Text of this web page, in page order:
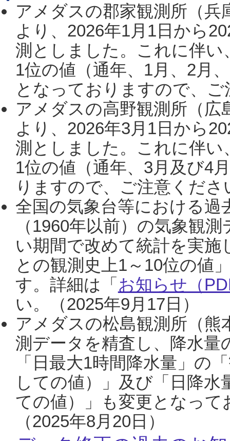
アメダスの郡家観測所（
より、2026年1月1日から
測としました。これに伴い
1位の値（通年、1月、2月
となっておりますので、
アメダスの高野観測所（
より、2026年3月1日から
測としました。これに伴い
1位の値（通年、3月及び4
りますので、ご注意くだ
全国の気象台等における過
（1960年以前）の気象観
い期間で改めて統計を実
との観測史上1～10位の値
す。詳細は「 お知らせ（
い。（2025年9月17日）
アメダスの松島観測所（熊
測データを精査し、降水
「日最大1時間降水量」の
しての値）」及び「日降
ての値）」も変更となっ
（2025年8月20日）